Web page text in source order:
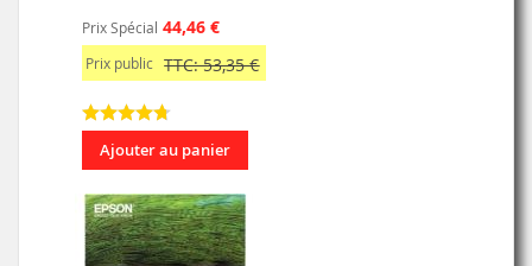
Prix Spécial 44,46 €
Prix public TTC: 53,35 €
Ajouter au panier